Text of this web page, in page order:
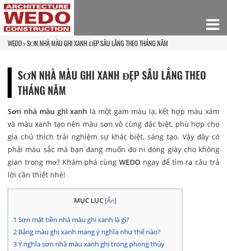
WEDO SƠN NHÀ MÀU GHI XANH ĐẸP SÂU LẮNG THEO THÁNG NĂM
SƠN NHÀ MÀU GHI XANH ĐẸP SÂU LẮNG THEO
THÁNG NĂM
Sơn nhà màu ghi xanh là một gam màu lạ, kết hợp màu xám
và màu xanh tạo nên màu sơn vô cùng đặc biệt, phù hợp cho
gia chủ thích trải nghiệm sự khác biệt, sáng tạo. Vậy đây có
phải màu sắc mà bạn đang muốn đo ni đóng giày cho không
gian trong mơ? Khám phá cùng WEDO ngay để tìm ra câu trả
lời cần thiết nhé!
MỤC LỤC [Ẩn]
1 Sơn mặt tiền nhà màu ghi xanh là gì?
2 Bảng màu ghi xanh mang ý nghĩa như thế nào?
3Ý nghĩa sơn nhà màu xanh ghi trong phong thủy